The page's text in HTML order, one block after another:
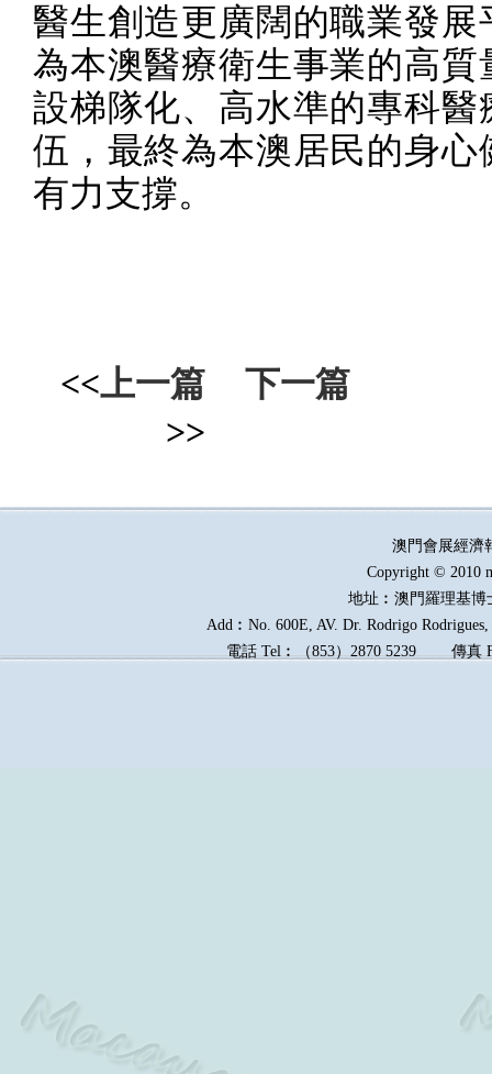
醫生創造更廣闊的職業發展
為本澳醫療衛生事業的高質
設梯隊化、高水準的專科醫
伍，最終為本澳居民的身心
有力支撐。
<<上一篇
下一篇
>>
澳門會展經
Copyright © 2010
地址︰澳門羅理基博
Add︰No. 600E, AV. Dr. Rodrigo
電話 Tel︰（853）2870 5239傳真